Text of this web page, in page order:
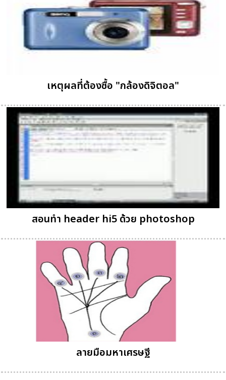
เหตุผลที่ต้องซื้อ "กล้องดิจิตอล"
สอนทำ header hi5 ด้วย photoshop
ลายมือมหาเศรษฐี